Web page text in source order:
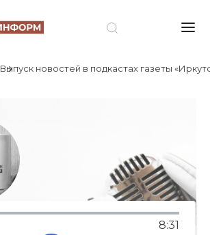
Выпуск новостей в подкастах газеты
8:31